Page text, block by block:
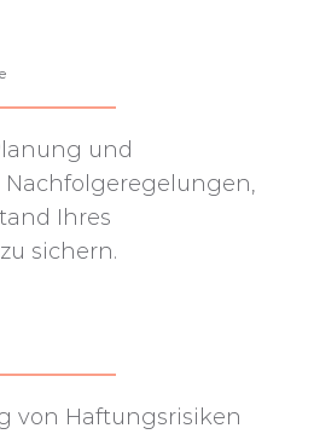
von Haftungsrisiken
und
Ihres
sichern.